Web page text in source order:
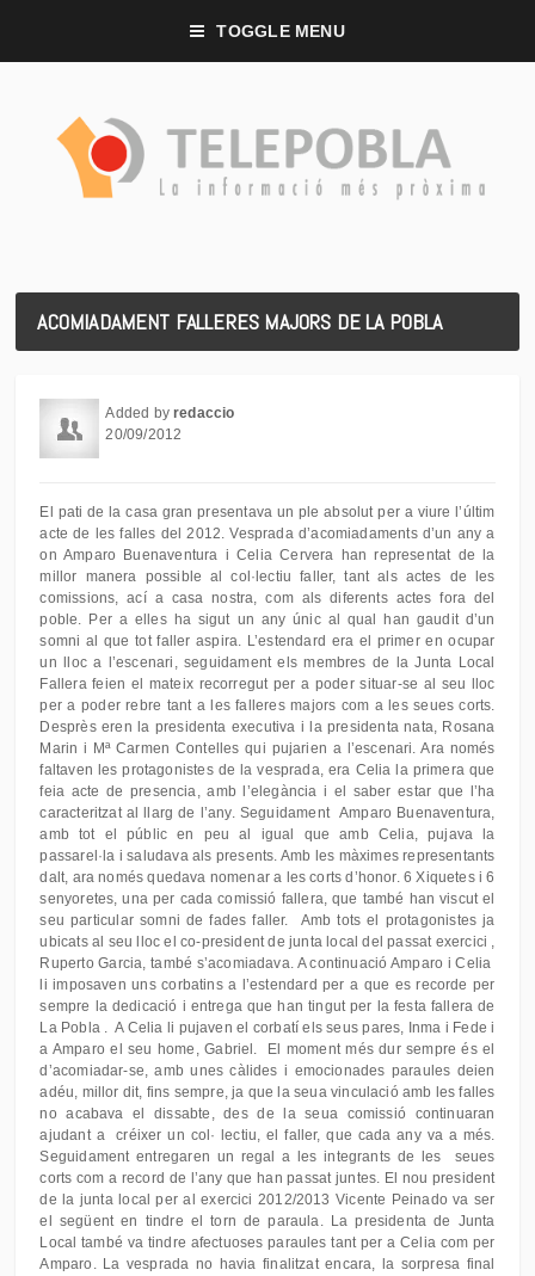
TOGGLE MENU
ACOMIADAMENT FALLERES MAJORS DE LA POBLA
Added byredaccio
20/09/2012
El pati de la casa gran presentava un ple absolut per a viure l’últim
acte de les falles del 2012. Vesprada d’acomiadaments d’un any a
on Amparo Buenaventura i Celia Cervera han representat de la
millor manera possible al col·lectiu faller, tant als actes de les
comissions, ací a casa nostra, com als diferents actes fora del
poble. Per a elles ha sigut un any únic al qual han gaudit d’un
somni al que tot faller aspira. L’estendard era el primer en ocupar
un lloc a l’escenari, seguidament els membres de la Junta Local
Fallera feien el mateix recorregut per a poder situar-se al seu lloc
per a poder rebre tant a les falleres majors com a les seues corts.
Desprès eren la presidenta executiva i la presidenta nata, Rosana
Marin i Mª Carmen Contelles qui pujarien a l’escenari. Ara només
faltaven les protagonistes de la vesprada, era Celia la primera que
feia acte de presencia, amb l’elegància i el saber estar que l’ha
caracteritzat al llarg de l’any. Seguidament Amparo Buenaventura,
amb tot el públic en peu al igual que amb Celia, pujava la
passarel·la i saludava als presents. Amb les màximes representants
dalt, ara només quedava nomenar a les corts d’honor. 6 Xiquetes i 6
senyoretes, una per cada comissió fallera, que també han viscut el
seu particular somni de fades faller. Amb tots el protagonistes ja
ubicats al seu lloc el co-president de junta local del passat exercici ,
Ruperto Garcia, també s’acomiadava. A continuació Amparo i Celia
li imposaven uns corbatins a l’estendard per a que es recorde per
sempre la dedicació i entrega que han tingut per la festa fallera de
La Pobla . A Celia li pujaven el corbatí els seus pares, Inma i Fede i
a Amparo el seu home, Gabriel. El moment més dur sempre és el
d’acomiadar-se, amb unes càlides i emocionades paraules deien
adéu, millor dit, fins sempre, ja que la seua vinculació amb les falles
no acabava el dissabte, des de la seua comissió continuaran
ajudant a créixer un col· lectiu, el faller, que cada any va a més.
Seguidament entregaren un regal a les integrants de les seues
corts com a record de l’any que han passat juntes. El nou president
de la junta local per al exercici 2012/2013 Vicente Peinado va ser
el següent en tindre el torn de paraula. La presidenta de Junta
Local també va tindre afectuoses paraules tant per a Celia com per
Amparo. La vesprada no havia finalitzat encara, la sorpresa final